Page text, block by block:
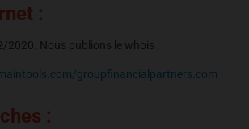
:
2020. Nous publions le whois :
groupfinancialpartners.com
: